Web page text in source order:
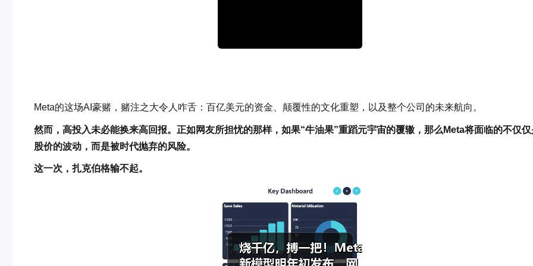
Meta的这场AI豪赌，赌注之大令人咋舌：百亿美元的资金、颠覆性的文化重塑，以及整个公司的未来航向。
然而，高投入未必能换来高回报。正如网友所担忧的那样，如果“牛油果”重蹈元宇宙的覆辙，那么Meta将面临的不仅仅
股价的波动，而是被时代抛弃的风险。
这一次，扎克伯格输不起。